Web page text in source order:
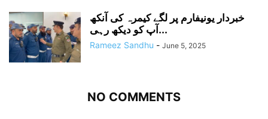
خبردار یونیفارم پر لگے کیمرہ کی آنکھ
آپ کو دیکھ رہی...
Rameez Sandhu - June 5, 2025
NO COMMENTS